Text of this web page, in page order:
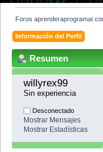
Foros
Información del Perfil
Resumen
willyrex99
Sin experiencia
Desconectado
Mostrar Mensajes
Mostrar Estadísticas